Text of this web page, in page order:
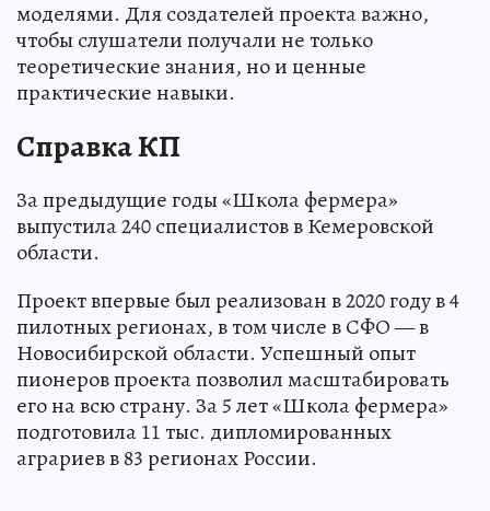
моделями. Для создателей проекта важно,
чтобы слушатели получали не только
теоретические знания, но и ценные
практические навыки.
Справка КП
За предыдущие годы «Школа фермера»
выпустила 240 специалистов в Кемеровской
области.
Проект впервые был реализован в 2020 году в 4
пилотных регионах, в том числе в СФО — в
Новосибирской области. Успешный опыт
пионеров проекта позволил масштабировать
его на всю страну. За 5 лет «Школа фермера»
подготовила 11 тыс. дипломированных
аграриев в 83 регионах России.